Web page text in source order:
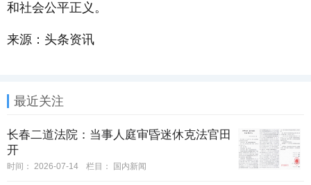
和社会公平正义。
来源：头条资讯
最近关注
长春二道法院：当事人庭审昏迷休克法官田
开
时间： 2026-07-14 栏目： 国内新闻